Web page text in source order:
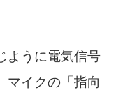
ように電気信号
マイクの「指向